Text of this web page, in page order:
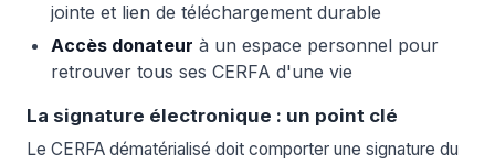
jointe et lien de téléchargement durable
Accès donateur à un espace personnel pour
retrouver tous ses CERFA d'une vie
La signature électronique : un point clé
Le CERFA dématérialisé doit comporter une signature du